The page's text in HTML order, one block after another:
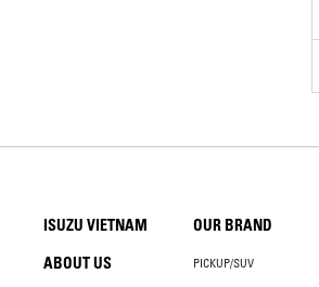
ISUZU VIETNAM
ABOUT US
OUR BRAND
PICKUP/SUV